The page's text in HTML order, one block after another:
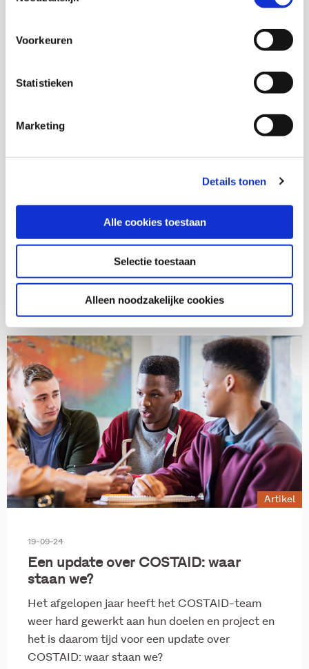
Voorkeuren
Statistieken
Marketing
Details tonen
Alle cookies toestaan
Selectie toestaan
Alleen noodzakelijke cookies
Artikel
ervaringsdeskundigen
zijn uitgevallen. Zij krijgen ondersteuning met
behulp van technologische innovaties zoals
Virtual Reality, om weer duurzaam mee te doen
op de arbeidsmarkt. Inzichten van
ervaringdeskundigen helpen bij deze
ontwikkeling.
Artikel
19-09-24
Een update over COSTAID: waar
staan we?
Het afgelopen jaar heeft het COSTAID-team
weer hard gewerkt aan hun doelen en project en
het is daarom tijd voor een update over
COSTAID: waar staan we?